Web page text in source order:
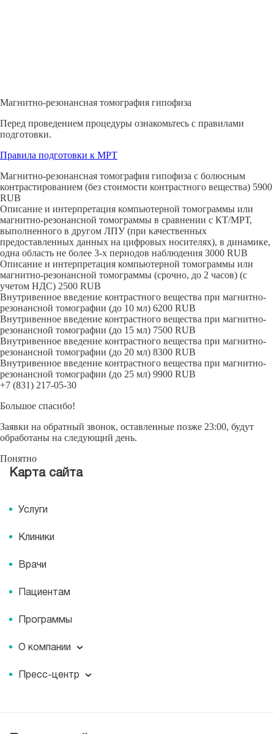
Магнитно-резонансная томография гипофиза
Перед проведением процедуры ознакомьтесь с правилами
подготовки.
Правила подготовки к МРТ
Магнитно-резонансная томография гипофиза с болюсным
контрастированием (без стоимости контрастного вещества) 5900
RUB
Описание и интерпретация компьютерной томограммы или
магнитно-резонансной томограммы в сравнении с КТ/МРТ,
выполненного в другом ЛПУ (при качественных
предоставленных данных на цифровых носителях), в динамике,
одна область не более 3-х периодов наблюдения 3000 RUB
Описание и интерпретация компьютерной томограммы или
магнитно-резонансной томограммы (срочно, до 2 часов) (с
учетом НДС) 2500 RUB
Внутривенное введение контрастного вещества при магнитно-
резонансной томографии (до 10 мл) 6200 RUB
Внутривенное введение контрастного вещества при магнитно-
резонансной томографии (до 15 мл) 7500 RUB
Внутривенное введение контрастного вещества при магнитно-
резонансной томографии (до 20 мл) 8300 RUB
Внутривенное введение контрастного вещества при магнитно-
резонансной томографии (до 25 мл) 9900 RUB
+7 (831) 217-05-30
Большое спасибо!
Заявки на обратный звонок, оставленные позже 23:00, будут
обработаны на следующий день.
Понятно
Карта сайта
Услуги
Клиники
Врачи
Пациентам
Программы
О компании
Отзывы
Пресс-центр
Журнал для пациентов «МЕДСИ СЕГОДНЯ»